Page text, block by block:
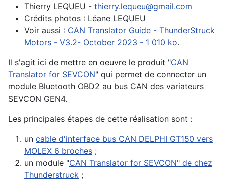
Thierry LEQUEU - thierry.lequeu@gmail.com
Crédits photos : Léane LEQUEU
Voir aussi : CAN Translator Guide - ThunderStruck
Motors - V3.2- October 2023 - 1 010 ko.
Il s'agit ici de mettre en oeuvre le produit "CAN
Translator for SEVCON" qui permet de connecter un
module Bluetooth OBD2 au bus CAN des variateurs
SEVCON GEN4.
Les principales étapes de cette réalisation sont :
un cable d'interface bus CAN DELPHI GT150 vers
MOLEX 6 broches ;
un module "CAN Translator for SEVCON" de chez
Thunderstruck ;